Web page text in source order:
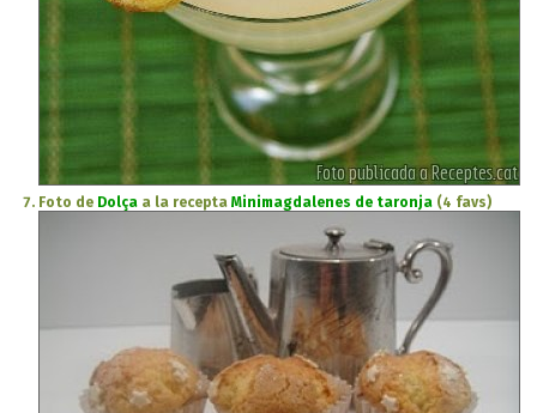
Foto de Dolça a la recepta Minimagdalenes de taronja (4 favs)